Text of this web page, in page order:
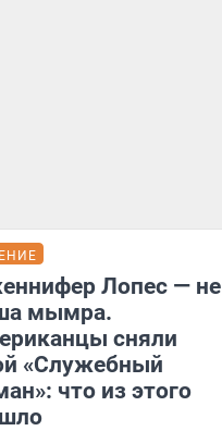
Лопес — не
мымра.
сняли
«Служебный
что из этого